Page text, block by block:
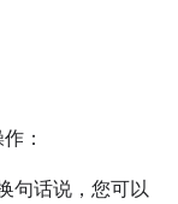
：
句话说，您可以